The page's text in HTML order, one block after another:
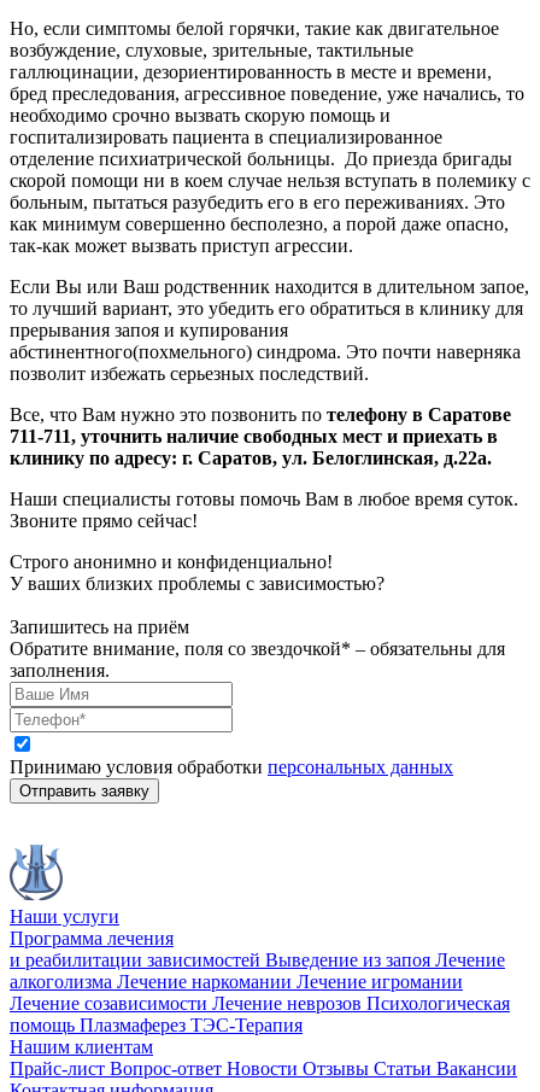
Но, если симптомы белой горячки, такие как двигательное
возбуждение, слуховые, зрительные, тактильные
галлюцинации, дезориентированность в месте и времени,
бред преследования, агрессивное поведение, уже начались, то
необходимо срочно вызвать скорую помощь и
госпитализировать пациента в специализированное
отделение психиатрической больницы. До приезда бригады
скорой помощи ни в коем случае нельзя вступать в полемику с
больным, пытаться разубедить его в его переживаниях. Это
как минимум совершенно бесполезно, а порой даже опасно,
так-как может вызвать приступ агрессии.
Если Вы или Ваш родственник находится в длительном запое,
то лучший вариант, это убедить его обратиться в клинику для
прерывания запоя и купирования
абстинентного(похмельного) синдрома. Это почти наверняка
позволит избежать серьезных последствий.
Все, что Вам нужно это позвонить по телефону в Саратове
711-711, уточнить наличие свободных мест и приехать в
клинику по адресу: г. Саратов, ул. Белоглинская, д.22а.
Наши специалисты готовы помочь Вам в любое время суток.
Звоните прямо сейчас!
Строго анонимно и конфиденциально!
У ваших близких проблемы с зависимостью?
Запишитесь на приём
Обратите внимание, поля со звездочкой* – обязательны для
заполнения.
Принимаю условия обработки персональных данных
Отправить заявку
Наши услуги
Программа лечения
и реабилитации зависимостей Выведение из запоя Лечение
алкоголизма Лечение наркомании Лечение игромании
Лечение созависимости Лечение неврозов Психологическая
помощь Плазмаферез ТЭС-Терапия
Нашим клиентам
Прайс-лист Вопрос-ответ Новости Отзывы Статьи Вакансии